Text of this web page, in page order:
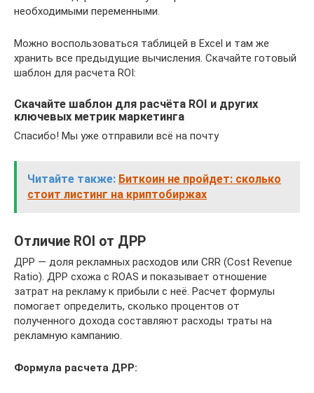
необходимыми переменными.
Можно воспользоваться таблицей в Excel и там же
хранить все предыдущие вычисления. Скачайте готовый
шаблон для расчета ROI:
Скачайте шаблон для расчёта ROI и других
ключевых метрик маркетинга
Спасибо! Мы уже отправили всё на почту
Читайте также: Биткоин не пройдет: сколько
стоит листинг на криптобиржах
Отличие ROI от ДРР
ДРР — доля рекламных расходов или CRR (Cost Revenue
Ratio). ДРР схожа с ROAS и показывает отношение
затрат на рекламу к прибыли с неё. Расчет формулы
помогает определить, сколько процентов от
полученного дохода составляют расходы траты на
рекламную кампанию.
Формула расчета ДРР: